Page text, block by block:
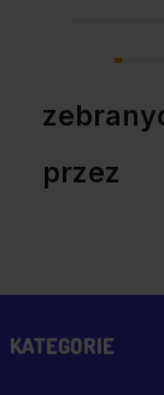
przez
KATEGORIE